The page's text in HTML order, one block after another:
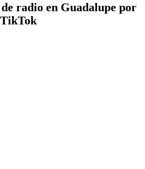
radio en Guadalupe por
TikTok